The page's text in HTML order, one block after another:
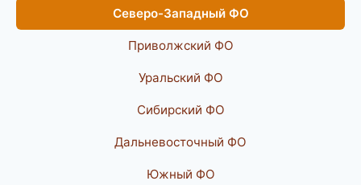
Северо-Западный ФО
Приволжский ФО
Уральский ФО
Сибирский ФО
Дальневосточный ФО
Южный ФО